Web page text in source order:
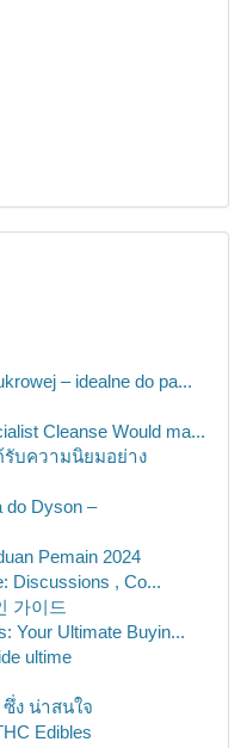
– idealne do pa...
Cleanse Would ma...
รับความนิยมอย่าง
do Dyson –
Pemain 2024
Discussions , Co...
가이드
Your Ultimate Buyin...
ultime
ง น่าสนใจ
Edibles